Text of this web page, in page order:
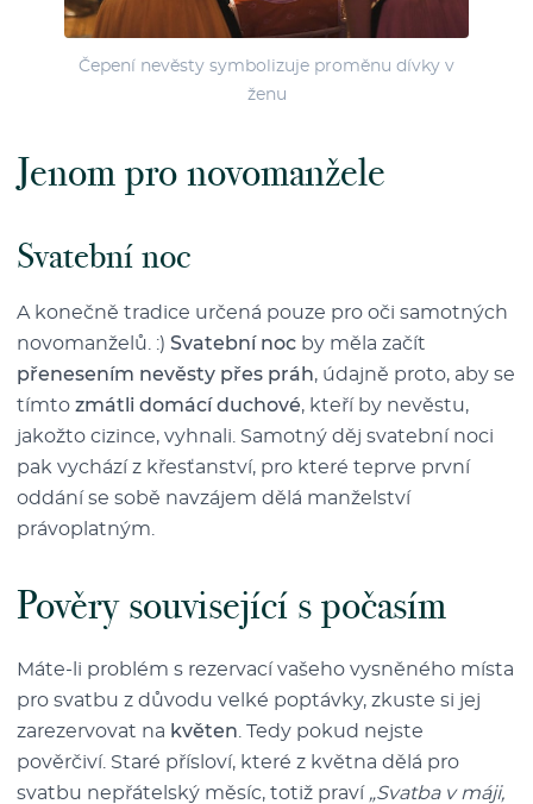
Čepení nevěsty symbolizuje proměnu dívky v
ženu
Jenom pro novomanžele
Svatební noc
A konečně tradice určená pouze pro oči samotných
novomanželů. :) Svatební noc by měla začít
přenesením nevěsty přes práh, údajně proto, aby se
tímto zmátli domácí duchové, kteří by nevěstu,
jakožto cizince, vyhnali. Samotný děj svatební noci
pak vychází z křesťanství, pro které teprve první
oddání se sobě navzájem dělá manželství
právoplatným.
Pověry související s počasím
Máte-li problém s rezervací vašeho vysněného místa
pro svatbu z důvodu velké poptávky, zkuste si jej
zarezervovat na květen . Tedy pokud nejste
pověrčiví. Staré přísloví, které z května dělá pro
svatbu nepřátelský měsíc, totiž praví „Svatba v máji,